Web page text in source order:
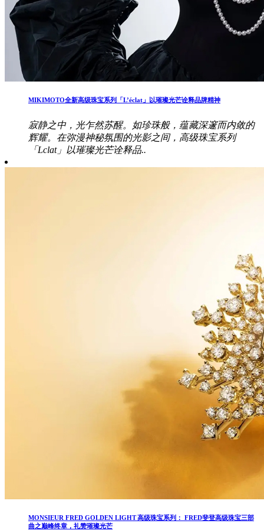
MIKIMOTO全新高级珠宝系列「L’éclat」以璀璨光芒诠释品牌精神
寂静之中，光乍然苏醒。如珍珠般，蕴藏深邃而内敛的
辉耀。在弥漫神秘氛围的光影之间，高级珠宝系列
「Lclat」以璀璨光芒诠释品..
MONSIEUR FRED GOLDEN LIGHT 高级珠宝系列： FRED斐登高级珠宝三部
曲之巅峰终章，礼赞璀璨光芒